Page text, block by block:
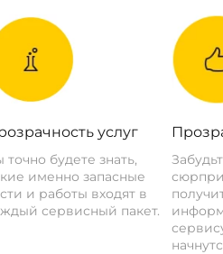
услуг
точно будете знать,
именно запасные
и работы входят в
сервисный пакет.